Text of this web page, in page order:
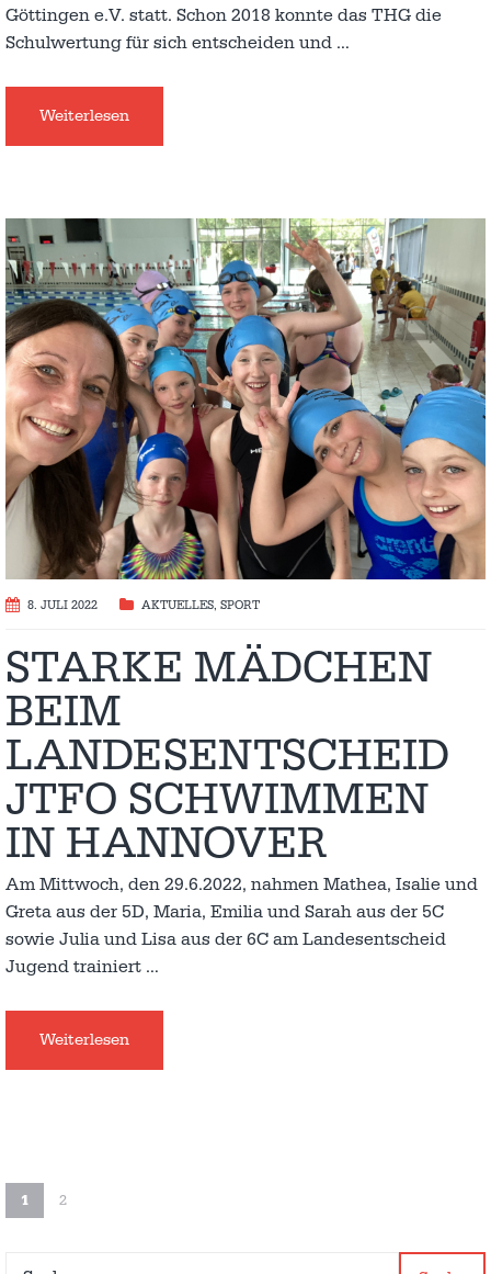
Göttingen e.V. statt. Schon 2018 konnte das THG die
Schulwertung für sich entscheiden und …
Weiterlesen
8. JULI 2022 AKTUELLES, SPORT
STARKE MÄDCHEN
BEIM
LANDESENTSCHEID
JTFO SCHWIMMEN
IN HANNOVER
Am Mittwoch, den 29.6.2022, nahmen Mathea, Isalie und
Greta aus der 5D, Maria, Emilia und Sarah aus der 5C
sowie Julia und Lisa aus der 6C am Landesentscheid
Jugend trainiert …
Weiterlesen
1 2